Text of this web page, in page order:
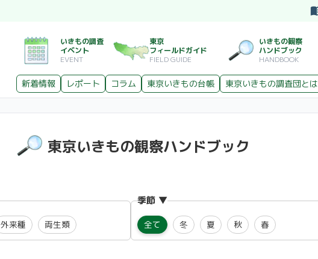
いきもの調査
イベント
EVENT
東京
フィールドガイド
FIELD GUIDE
いきもの観察
ハンドブック
HANDBOOK
新着情報 レポート コラム 東京いきもの台帳 東京いきもの調査団とは
東京いきもの観察ハンドブック
外来種 両生類
季節
全て 冬 夏 秋 春